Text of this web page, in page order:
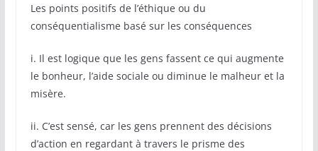
Les points positifs de l’éthique ou du
conséquentialisme basé sur les conséquences
i. Il est logique que les gens fassent ce qui augmente
le bonheur, l’aide sociale ou diminue le malheur et la
misère.
ii. C’est sensé, car les gens prennent des décisions
d’action en regardant à travers le prisme des